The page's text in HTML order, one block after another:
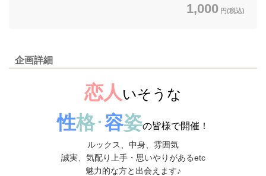
1,000 円(税込)
企画詳細
恋人 いそうな
性格･容姿の皆様で開催！
ルックス、中身、雰囲気
誠実、気配り上手・思いやりがあるetc
魅力的な方と出会えます♪